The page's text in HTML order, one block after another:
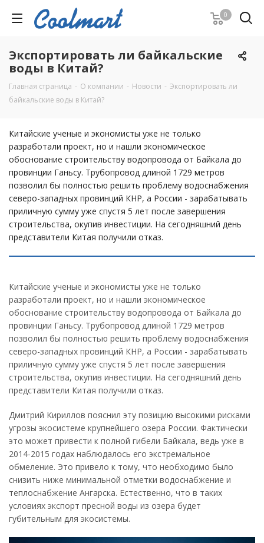
0
Экспортировать ли байкальские
воды в Китай?
Главная страница - О компании - Новости - Экспортировать ли
байкальские воды в Китай?
Китайские ученые и экономисты уже не только
разработали проект, но и нашли экономическое
обоснование строительству водопровода от Байкала до
провинции Ганьсу. Трубопровод длиной 1729 метров
позволил бы полностью решить проблему водоснабжения
северо-западных провинций КНР, а России - зарабатывать
приличную сумму уже спустя 5 лет после завершения
строительства, окупив инвестиции. На сегодняшний день
представители Китая получили отказ.
Китайские ученые и экономисты уже не только
разработали проект, но и нашли экономическое
обоснование строительству водопровода от Байкала до
провинции Ганьсу. Трубопровод длиной 1729 метров
позволил бы полностью решить проблему водоснабжения
северо-западных провинций КНР, а России - зарабатывать
приличную сумму уже спустя 5 лет после завершения
строительства, окупив инвестиции. На сегодняшний день
представители Китая получили отказ.
Дмитрий Кириллов пояснил эту позицию высокими рисками
угрозы экосистеме крупнейшего озера России. Фактически
это может привести к полной гибели Байкала, ведь уже в
2014-2015 годах наблюдалось его экстремальное
обмеление. Это привело к тому, что необходимо было
снизить ниже минимальной отметки водоснабжение и
теплоснабжение Ангарска. Естественно, что в таких
условиях экспорт пресной воды из озера будет
губительным для экосистемы.